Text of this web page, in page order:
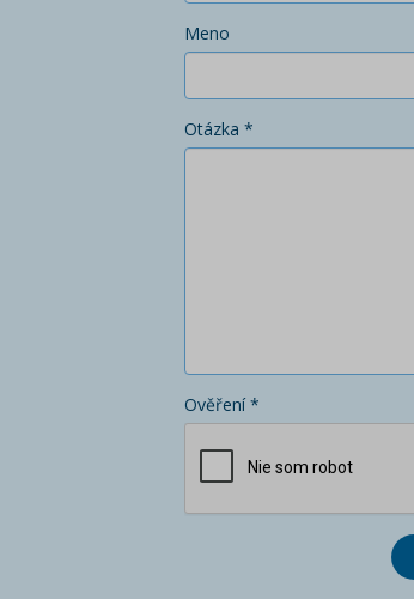
Meno
Otázka *
Ověření *